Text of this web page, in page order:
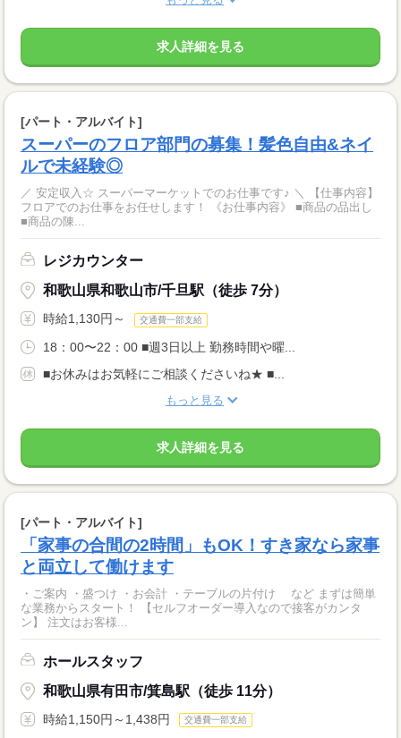
求人詳細を見る
[パート・アルバイト]
スーパーのフロア部門の募集！髪色自由&ネイ
ルで未経験◎
／ 安定収入☆ スーパーマーケットでのお仕事です♪ ＼ 【仕事内容】
フロアでのお仕事をお任せします！ 《お仕事内容》 ■商品の品出し
■商品の陳...
レジカウンター
和歌山県和歌山市/千旦駅（徒歩 7分）
時給1,130円～ 交通費一部支給
18：00〜22：00 ■週3日以上 勤務時間や曜...
■お休みはお気軽にご相談くださいね★ ■...
もっと見る
求人詳細を見る
[パート・アルバイト]
「家事の合間の2時間」もOK！すき家なら家事
と両立して働けます
・ご案内 ・盛つけ ・お会計 ・テーブルの片付け など まずは簡単
な業務からスタート！ 【セルフオーダー導入なので接客がカンタ
ン】 注文はお客様...
ホールスタッフ
和歌山県有田市/箕島駅（徒歩 11分）
時給1,150円～1,438円 交通費一部支給